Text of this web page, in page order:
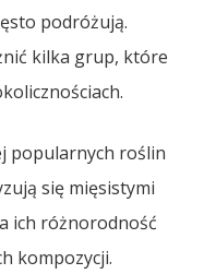
podróżują.
kilka grup, które
popularnych roślin
się mięsistymi
ich różnorodność
kompozycji.